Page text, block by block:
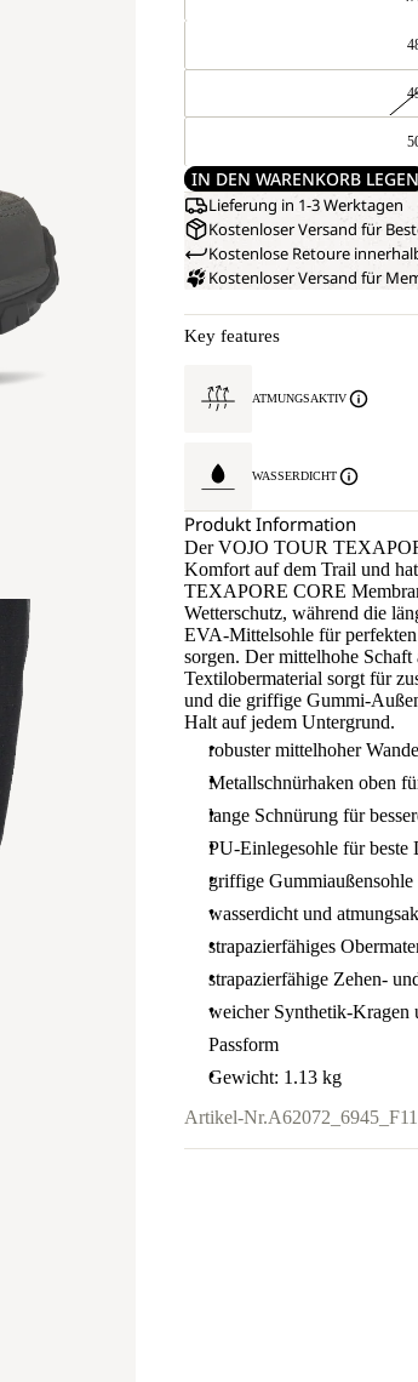
IN DEN WARENKORB LEGEN
Lieferung in 1-3 Werktagen
Kostenloser Versand für
Kostenlose Retoure
Kostenloser Versand für
Key features
ATMUNGSAKTIV
WASSERDICHT
Produkt Information
Der VOJO TOUR
Komfort auf dem Trail und
TEXAPORE CORE
Wetterschutz, während die
EVA-Mittelsohle für
sorgen. Der mittelhohe Schaft
Textilobermaterial sorgt für
und die griffige Gummi-
Halt auf jedem Untergrund.
robuster mittelhoher
Metallschnürhaken oben
lange Schnürung für
PU-Einlegesohle für beste
griffige Gummiaußensohle
wasserdicht und
strapazierfähiges
strapazierfähige Zehen-
weicher Synthetik-Kragen
Passform
Gewicht: 1.13 kg
Artikel-Nr.A62072_6945_F11